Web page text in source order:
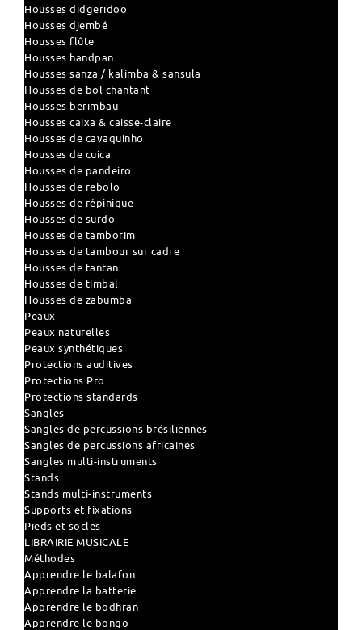
Housses didgeridoo
Housses djembé
Housses flûte
Housses handpan
Housses sanza / kalimba & sansula
Housses de bol chantant
Housses berimbau
Housses caixa & caisse-claire
Housses de cavaquinho
Housses de cuica
Housses de pandeiro
Housses de rebolo
Housses de répinique
Housses de surdo
Housses de tamborim
Housses de tambour sur cadre
Housses de tantan
Housses de timbal
Housses de zabumba
Peaux
Peaux naturelles
Peaux synthétiques
Protections auditives
Protections Pro
Protections standards
Sangles
Sangles de percussions brésiliennes
Sangles de percussions africaines
Sangles multi-instruments
Stands
Stands multi-instruments
Supports et fixations
Pieds et socles
LIBRAIRIE MUSICALE
Méthodes
Apprendre le balafon
Apprendre la batterie
Apprendre le bodhran
Apprendre le bongo